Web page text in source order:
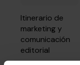
Itinerario de
marketing y
comunicación
editorial